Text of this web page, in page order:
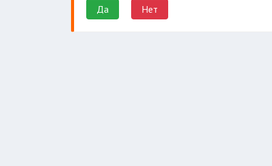
оставления работы
Да Нет